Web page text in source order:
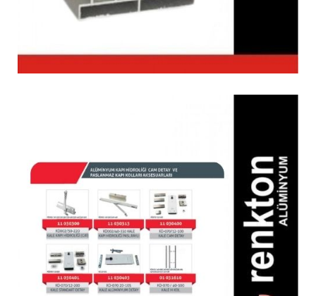
Alüminyum Kapı
Hidroliği Cam Detay &
Paslanmaz Kapı Kolları